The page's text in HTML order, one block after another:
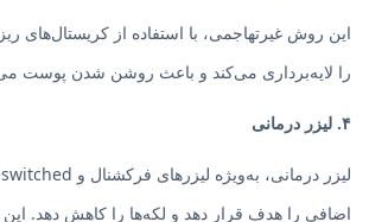
این روش غیرتهاجمی، با استفاده از کریستال‌های
را لایه‌برداری می‌کند و باعث روشن شدن پوست
۴. لیزر درمانی
اضافی را هدف قرار دهد و لکه‌ها را کاهش دهد.